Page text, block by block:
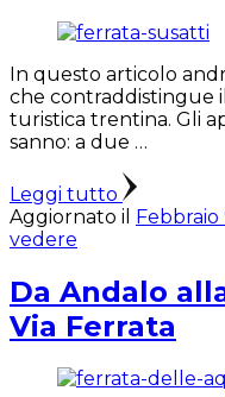
In questo articolo
che contraddistingue
turistica trentina. Gli
sanno: a due …
Leggi tutto
Aggiornato il Febbraio
vedere
Da Andalo
Via Ferrata